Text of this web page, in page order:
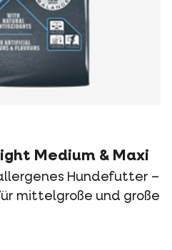
Medium & Maxi
Hundefutter –
mittelgroße und große